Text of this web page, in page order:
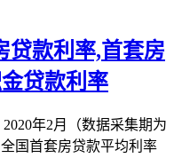
贷款利率,首套房
贷款利率
年2月（数据采集期为
国首套房贷款平均利率